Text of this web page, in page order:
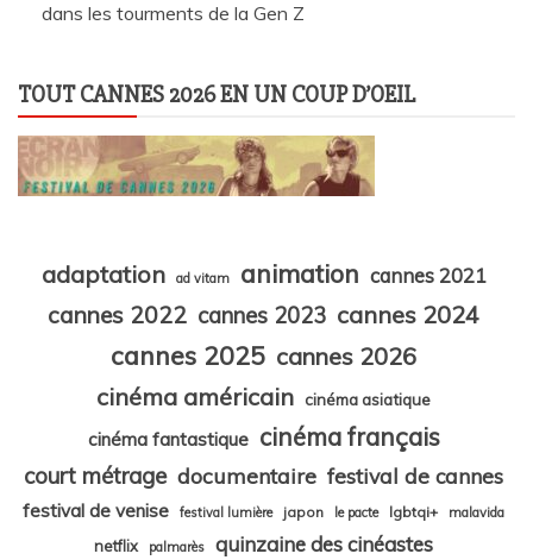
dans les tourments de la Gen Z
TOUT CANNES 2026 EN UN COUP D’OEIL
adaptation ad vitam animation cannes 2021
cannes 2022 cannes 2023 cannes 2024
cannes 2025 cannes 2026
cinéma américain
cinéma asiatique
cinéma fantastique cinéma français
court métrage documentaire festival de cannes
festival de venise festival lumière japon le pacte lgbtqi+ malavida
netflix palmarès quinzaine des cinéastes